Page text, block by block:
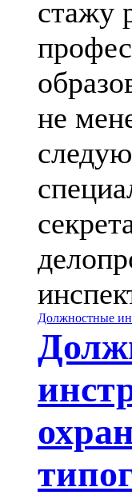
стажу
не
Должностные